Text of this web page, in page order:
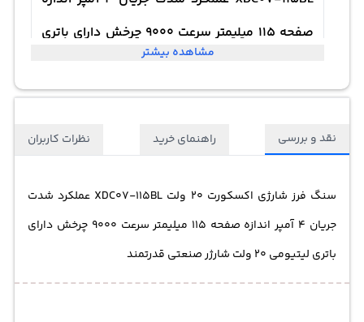
صفحه 115 میلیمتر سرعت 9000 چرخش دارای باتری
مشاهده بیشتر
نقد و بررسی راهنمای خرید نظرات کاربران
سنگ فرز شارژی اکسکورت 20 ولت XDC07-115BL عملکرد شدت
جریان 4 آمپر اندازه صفحه 115 میلیمتر سرعت 9000 چرخش دارای
باتری لیتیومی 20 ولت شارژر صنعتی قدرتمند